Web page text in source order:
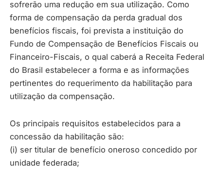
sofrerão uma redução em sua utilização. Como
forma de compensação da perda gradual dos
benefícios fiscais, foi prevista a instituição do
Fundo de Compensação de Benefícios Fiscais ou
Financeiro-Fiscais, o qual caberá a Receita Federal
do Brasil estabelecer a forma e as informações
pertinentes do requerimento da habilitação para
utilização da compensação.
Os principais requisitos estabelecidos para a
concessão da habilitação são:
(i) ser titular de benefício oneroso concedido por
unidade federada;